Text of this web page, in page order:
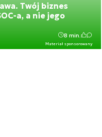
Twój biznes
a, a nie jego
Materiał sponsorowany
8 min.